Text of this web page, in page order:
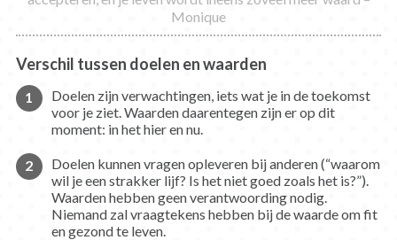
Monique
Verschil tussen doelen en waarden
Doelen zijn verwachtingen, iets wat je in de toekomst
voor je ziet. Waarden daarentegen zijn er op dit
moment: in het hier en nu.
Doelen kunnen vragen opleveren bij anderen (“waarom
wil je een strakker lijf? Is het niet goed zoals het is?”).
Waarden hebben geen verantwoording nodig.
Niemand zal vraagtekens hebben bij de waarde om fit
en gezond te leven.